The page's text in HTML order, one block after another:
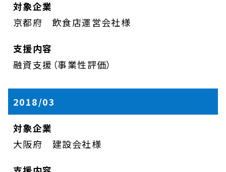
京都府 飲食店運営会社様
融資支援（事業性評価）
2018/03
大阪府 建設会社様